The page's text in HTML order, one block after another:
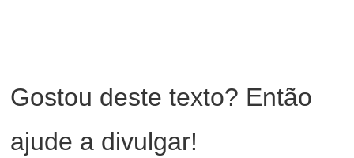
Gostou deste texto? Então
ajude a divulgar!